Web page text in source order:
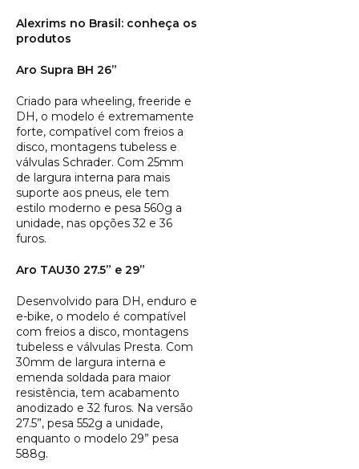
Alexrims no Brasil: conheça os
produtos
Aro Supra BH 26”
Criado para wheeling, freeride e
DH, o modelo é extremamente
forte, compatível com freios a
disco, montagens tubeless e
válvulas Schrader. Com 25mm
de largura interna para mais
suporte aos pneus, ele tem
estilo moderno e pesa 560g a
unidade, nas opções 32 e 36
furos.
Aro TAU30 27.5” e 29”
Desenvolvido para DH, enduro e
e-bike, o modelo é compatível
com freios a disco, montagens
tubeless e válvulas Presta. Com
30mm de largura interna e
emenda soldada para maior
resistência, tem acabamento
anodizado e 32 furos. Na versão
27.5”, pesa 552g a unidade,
enquanto o modelo 29” pesa
588g.